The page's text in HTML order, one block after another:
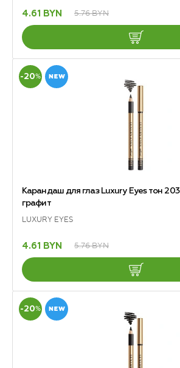
4.61 BYN 5.76 BYN
-20%
Карандаш для глаз Luxury Eyes тон 203
графит
LUXURY EYES
4.61 BYN 5.76 BYN
-20%